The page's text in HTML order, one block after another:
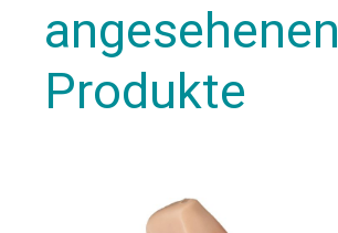
angesehenen
Produkte